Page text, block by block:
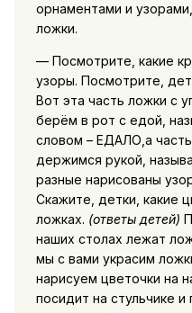
орнаментами и
ложки.
— Посмотрите, какие
узоры. Посмотрите,
Вот эта часть ложки с
берём в рот с едой,
словом – ЕДАЛО,а
держимся рукой,
разные нарисованы
Скажите, детки, какие
ложках. (ответы детей)
наших столах лежат
мы с вами украсим
нарисуем цветочки на
посидит на стульчике